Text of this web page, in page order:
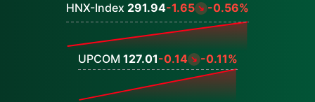
HNX-Index 291.94-1.65 -0.56%
UPCOM 127.01-0.14 -0.11%